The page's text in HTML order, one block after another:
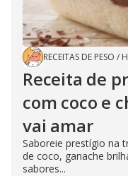
RECEITAS DE PESO /
Receita de
com coco e
vai amar
Saboreie prestígio na
de coco, ganache
sabores...